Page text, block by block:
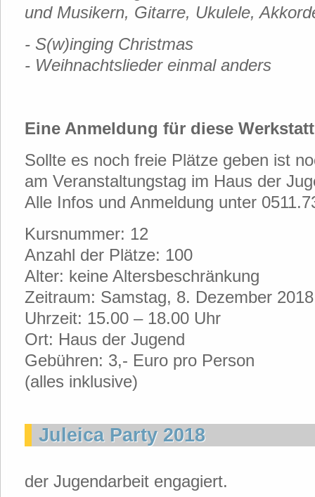
und Musikern, Gitarre, Ukulele,
- S(w)inging Christmas
- Weihnachtslieder einmal anders
Eine Anmeldung für diese
Sollte es noch freie Plätze geben ist
am Veranstaltungstag im Haus der
Alle Infos und Anmeldung unter
Kursnummer: 12
Anzahl der Plätze: 100
Alter: keine Altersbeschränkung
Zeitraum: Samstag, 8. Dezember 2018
Uhrzeit: 15.00 – 18.00 Uhr
Ort: Haus der Jugend
Gebühren: 3,- Euro pro Person
(alles inklusive)
Juleica Party 2018
der Jugendarbeit engagiert.